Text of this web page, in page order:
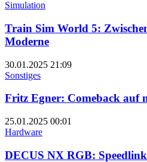
Simulation
Train Sim World 5:
Moderne
30.01.2025 21:09
Sonstiges
Fritz Egner: Comeback auf
25.01.2025 00:01
Hardware
DECUS NX RGB: